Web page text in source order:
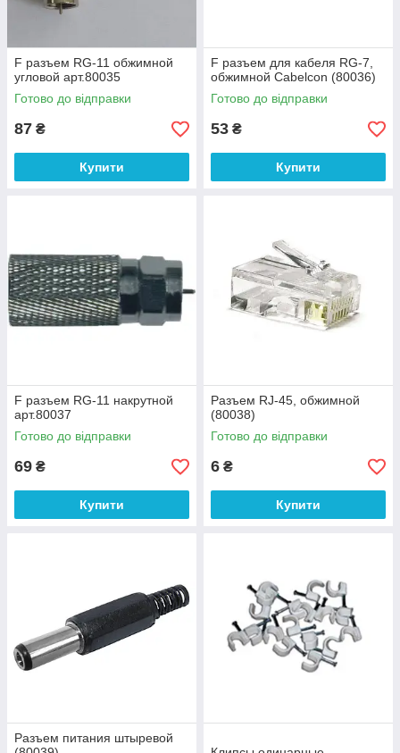
F разъем RG-11 обжимной
угловой арт.80035
Готово до відправки
87 ₴
Купити
F разъем для кабеля RG-7,
обжимной Cabelcon (80036)
Готово до відправки
53 ₴
Купити
F разъем RG-11 накрутной
арт.80037
Готово до відправки
69 ₴
Купити
Разъем RJ-45, обжимной
(80038)
Готово до відправки
6 ₴
Купити
Разъем питания штыревой